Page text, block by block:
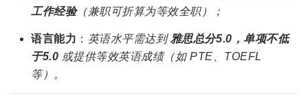
工作经验（兼职可折算为等效全职）；
语言能力 ： 英语水平需达到雅思总分5.0，单项不低
于5.0 或提供等效英语成绩（如 PTE、TOEFL
等）。